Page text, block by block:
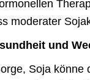
moderater
und
Soja könne